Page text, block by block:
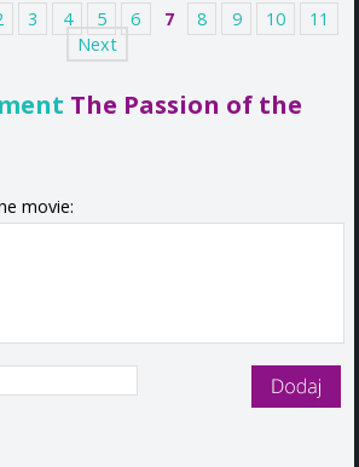
3 4 5 6 7 8 9 10
11
Next
The Passion of the
movie: